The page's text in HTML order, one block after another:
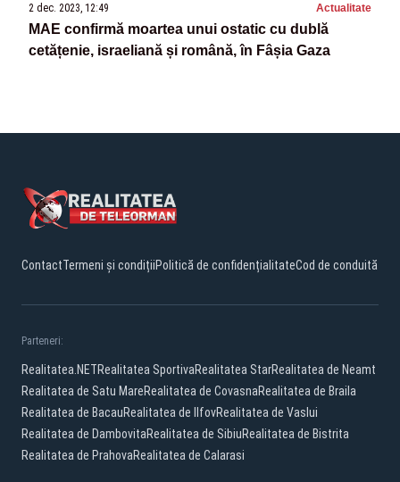
2 dec. 2023, 12:49 Actualitate
MAE confirmă moartea unui ostatic cu dublă
cetățenie, israeliană și română, în Fâșia Gaza
ContactTermeni și condițiiPolitică de confidențialitateCod de conduită
Parteneri:
Realitatea.NETRealitatea SportivaRealitatea StarRealitatea de Neamt
Realitatea de Satu MareRealitatea de CovasnaRealitatea de Braila
Realitatea de BacauRealitatea de IlfovRealitatea de Vaslui
Realitatea de DambovitaRealitatea de SibiuRealitatea de Bistrita
Realitatea de PrahovaRealitatea de Calarasi